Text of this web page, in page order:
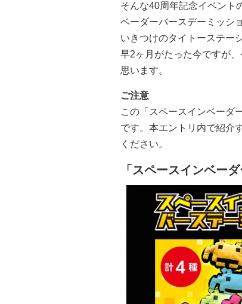
そんな40周年記念イベント
ベーダーバースデーミッシ
いきつけのタイトーステー
早2ヶ月がたった今ですが
思います。
ご注意
この「スペースインベーダ
です。本エントリ内で紹介
ください。
「スペースインベー